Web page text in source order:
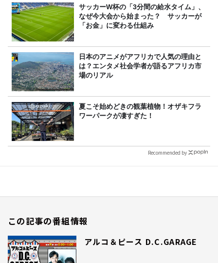
サッカーW杯の「3分間の給水タイム」、
なぜ今大会から始まった？ サッカーが
「お金」に変わる仕組み
日本のアニメがアフリカで人気の理由と
は？エンタメ社会学者が語るアフリカ市
場のリアル
夏こそ始めどきの観葉植物！オザキフラ
ワーパークが凄すぎた！
Recommended by
この記事の番組情報
アルコ＆ピース D.C.GARAGE